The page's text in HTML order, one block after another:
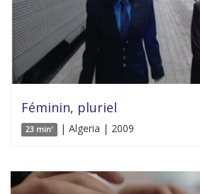
Féminin, pluriel
23 min' | Algeria | 2009